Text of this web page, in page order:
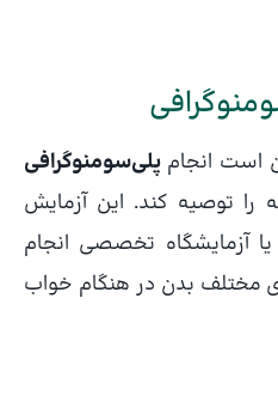
است انجامپلی‌سومنوگرافی
توصیه کند. این آزمایش
آزمایشگاه تخصصی انجام
مختلف بدن در هنگام خواب